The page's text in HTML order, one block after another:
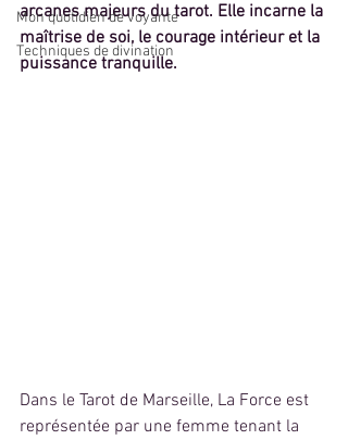
Mon quotidien de voyante
Techniques de divination
arcanes majeurs du tarot. Elle incarne la
maîtrise de soi, le courage intérieur et la
puissance tranquille.
Dans le Tarot de Marseille, La Force est
représentée par une femme tenant la